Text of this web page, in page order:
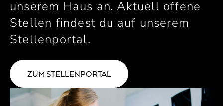
unserem Haus an. Aktuell offene
Stellen findest du auf unserem
Stellenportal.
ZUM STELLENPORTAL